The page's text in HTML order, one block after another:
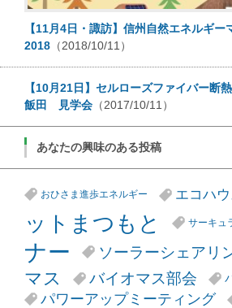
【11月4日・諏訪】信州自然エネルギー
2018 （2018/10/11）
【10月21日】セルローズファイバー
飯田 見学会 （2017/10/11）
あなたの興味のある投稿
おひさま進歩エネルギー エコハウ
ットまつもと
サーキュ
ナー
ソーラーシェアリ
マス
バイオマス部会
パワーアップミーティング